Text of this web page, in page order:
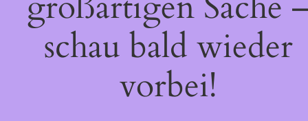
schau bald wieder
vorbei!